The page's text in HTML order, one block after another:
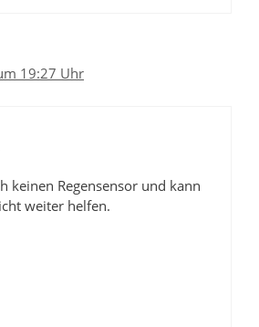
19:27 Uhr
keinen Regensensor und kann
weiter helfen.